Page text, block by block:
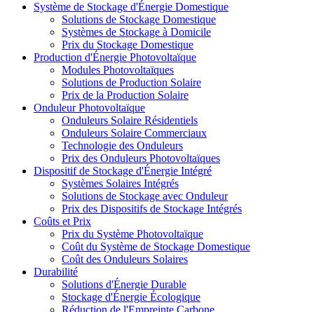
Système de Stockage d'Énergie Domestique
Solutions de Stockage Domestique
Systèmes de Stockage à Domicile
Prix du Stockage Domestique
Production d'Énergie Photovoltaïque
Modules Photovoltaïques
Solutions de Production Solaire
Prix de la Production Solaire
Onduleur Photovoltaïque
Onduleurs Solaire Résidentiels
Onduleurs Solaire Commerciaux
Technologie des Onduleurs
Prix des Onduleurs Photovoltaïques
Dispositif de Stockage d'Énergie Intégré
Systèmes Solaires Intégrés
Solutions de Stockage avec Onduleur
Prix des Dispositifs de Stockage Intégrés
Coûts et Prix
Prix du Système Photovoltaïque
Coût du Système de Stockage Domestique
Coût des Onduleurs Solaires
Durabilité
Solutions d'Énergie Durable
Stockage d'Énergie Écologique